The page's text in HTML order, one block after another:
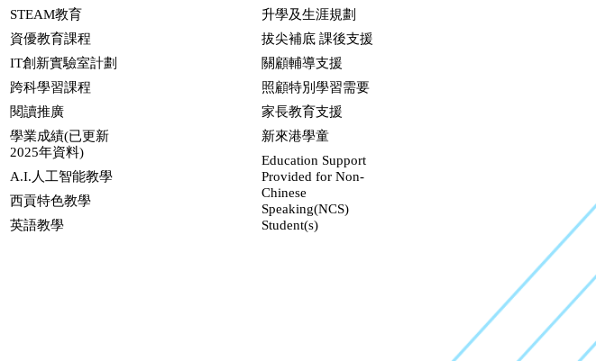
STEAM教育
資優教育課程
IT創新實驗室計劃
跨科學習課程
閱讀推廣
學業成績(已更新
2025年資料)
A.I.人工智能教學
西貢特色教學
英語教學
升學及生涯規劃
拔尖補底 課後支援
關顧輔導支援
照顧特別學習需要
家長教育支援
新來港學童
Education Support
Provided for Non-
Chinese
Speaking(NCS)
Student(s)